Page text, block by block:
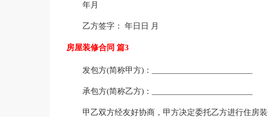
年月
乙方签字： 年日日 月
房屋装修合同 篇3
发包方(简称甲方)：_________________________
承包方(简称乙方)：_________________________
甲乙双方经友好协商，甲方决定委托乙方进行住房